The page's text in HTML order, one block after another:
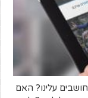
עלינו? האם